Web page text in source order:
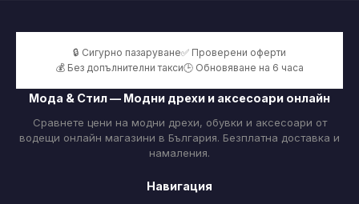
🔒 Сигурно пазаруване✅ Проверени оферти
💰 Без допълнителни такси🕒 Обновяване на 6 часа
Мода & Стил — Модни дрехи и аксесоари онлайн
Сравнете цени на модни дрехи, обувки и аксесоари от
водещи онлайн магазини в България. Безплатна доставка и
намаления.
Навигация